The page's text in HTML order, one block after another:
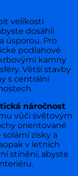
velikosti
dosáhli
úsporou. Pro
podlahové
kamny
Větší stavby
s centrální
náročnost
vůči světovým
orientované
zisky a
v letních
stínění, abyste